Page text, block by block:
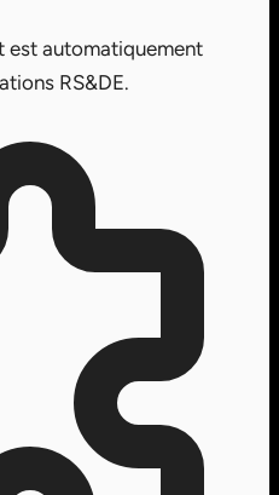
est automatiquement
RS&DE.